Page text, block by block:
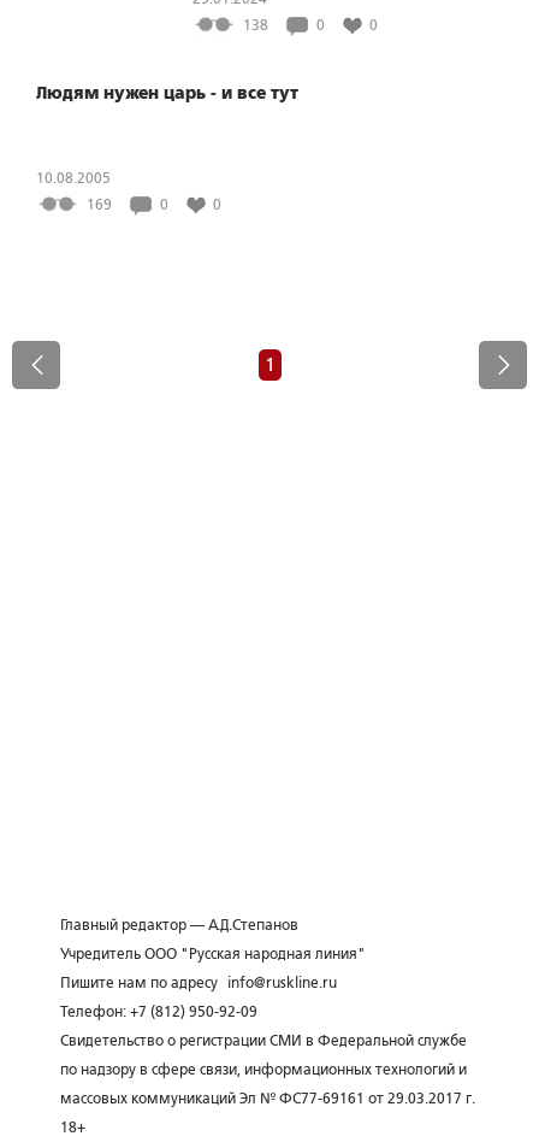
138
0 0
Людям нужен царь - и все тут
10.08.2005
169
0 0
1
Главный редактор — А.Д.Степанов
Учредитель ООО "Русская народная линия"
Пишите нам по адресу
info@ruskline.ru
Телефон: +7 (812) 950-92-09
Свидетельство о регистрации СМИ в Федеральной службе
по надзору в сфере связи, информационных технологий и
массовых коммуникаций Эл № ФС77-69161 от 29.03.2017 г.
18+